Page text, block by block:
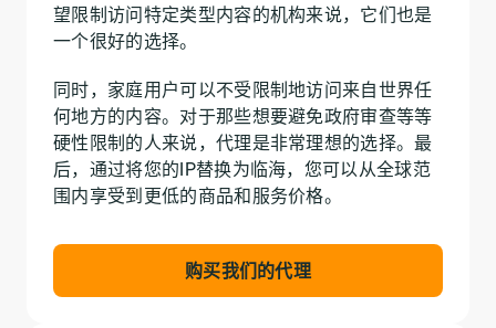
望限制访问特定类型内容的机构来说，它们也是
一个很好的选择。
同时，家庭用户可以不受限制地访问来自世界任
何地方的内容。对于那些想要避免政府审查等等
硬性限制的人来说，代理是非常理想的选择。最
后，通过将您的IP替换为临海，您可以从全球范
围内享受到更低的商品和服务价格。
购买我们的代理